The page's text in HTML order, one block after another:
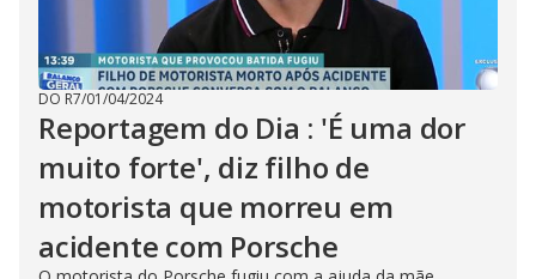
DO R7/01/04/2024
Reportagem do Dia : 'É uma dor
muito forte', diz filho de
motorista que morreu em
acidente com Porsche